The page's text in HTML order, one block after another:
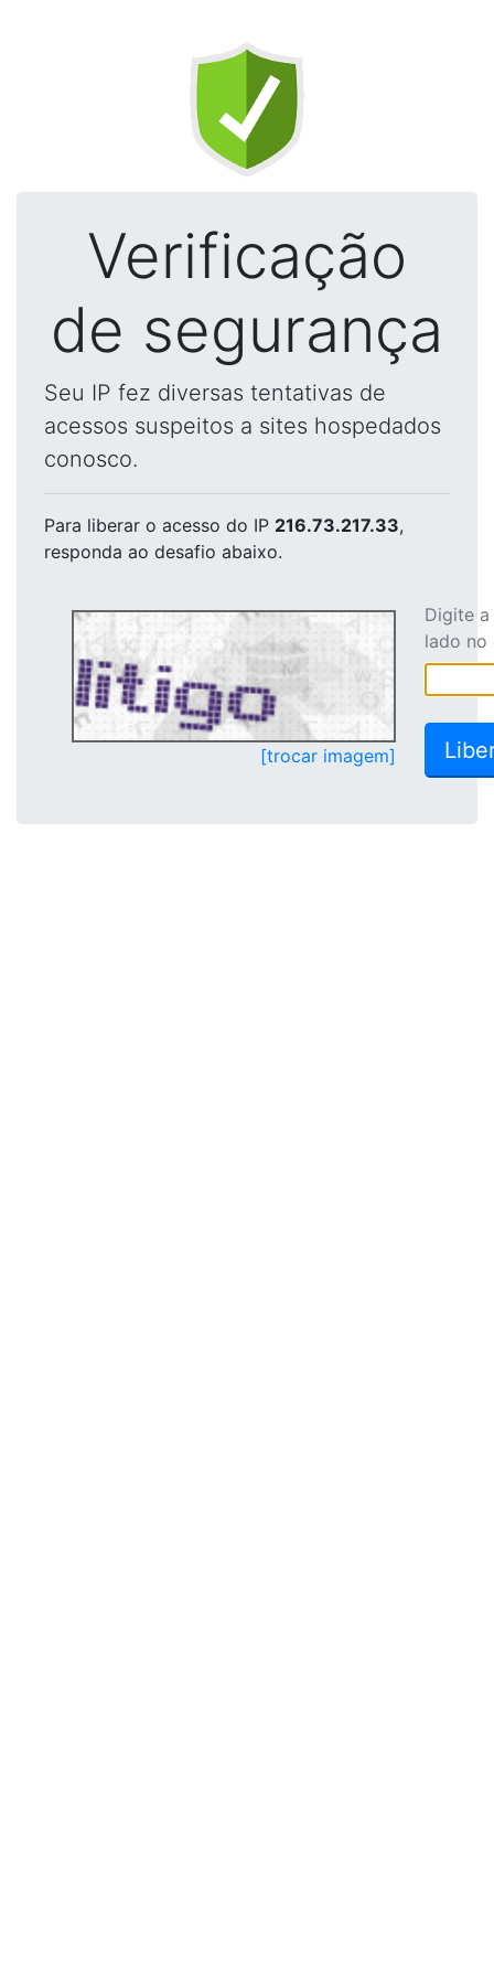
Verificação
de segurança
Seu IP fez diversas tentativas de
acessos suspeitos a sites hospedados
conosco.
Para liberar o acesso do IP 216.73.217.33,
responda ao desafio abaixo.
[trocar imagem]
Digite
lado no